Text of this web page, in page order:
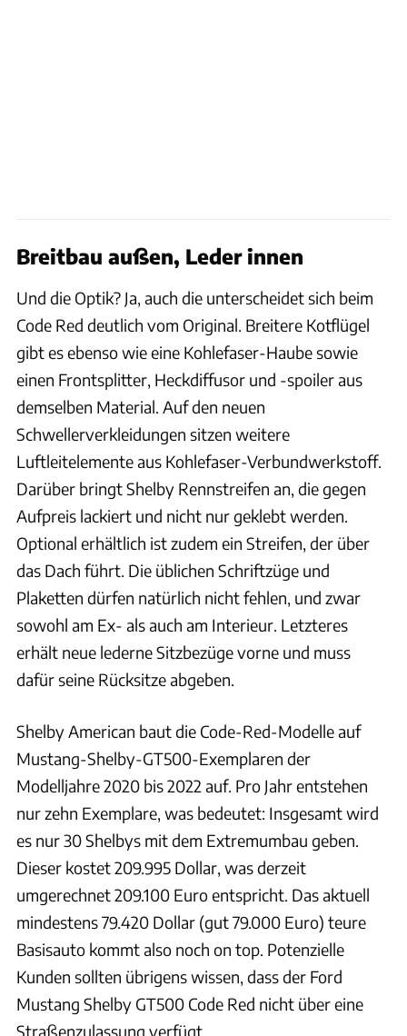
Breitbau außen, Leder innen
Und die Optik? Ja, auch die unterscheidet sich beim
Code Red deutlich vom Original. Breitere Kotflügel
gibt es ebenso wie eine Kohlefaser-Haube sowie
einen Frontsplitter, Heckdiffusor und -spoiler aus
demselben Material. Auf den neuen
Schwellerverkleidungen sitzen weitere
Luftleitelemente aus Kohlefaser-Verbundwerkstoff.
Darüber bringt Shelby Rennstreifen an, die gegen
Aufpreis lackiert und nicht nur geklebt werden.
Optional erhältlich ist zudem ein Streifen, der über
das Dach führt. Die üblichen Schriftzüge und
Plaketten dürfen natürlich nicht fehlen, und zwar
sowohl am Ex- als auch am Interieur. Letzteres
erhält neue lederne Sitzbezüge vorne und muss
dafür seine Rücksitze abgeben.
Shelby American baut die Code-Red-Modelle auf
Mustang-Shelby-GT500-Exemplaren der
Modelljahre 2020 bis 2022 auf. Pro Jahr entstehen
nur zehn Exemplare, was bedeutet: Insgesamt wird
es nur 30 Shelbys mit dem Extremumbau geben.
Dieser kostet 209.995 Dollar, was derzeit
umgerechnet 209.100 Euro entspricht. Das aktuell
mindestens 79.420 Dollar (gut 79.000 Euro) teure
Basisauto kommt also noch on top. Potenzielle
Kunden sollten übrigens wissen, dass der Ford
Mustang Shelby GT500 Code Red nicht über eine
Straßenzulassung verfügt.